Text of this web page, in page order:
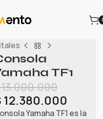
TF1
12.380.000
Yamaha TF1 es la